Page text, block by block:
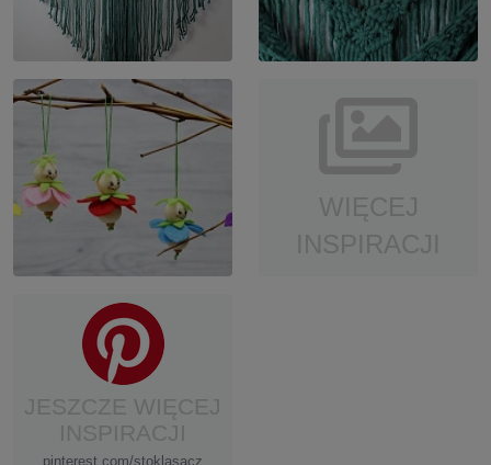
pinterest.com/stoklasacz